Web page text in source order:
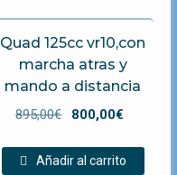
Quad 125cc vr10,con
marcha atras y
mando a distancia
895,00€
El
original
800,00€
Añadir al carrito